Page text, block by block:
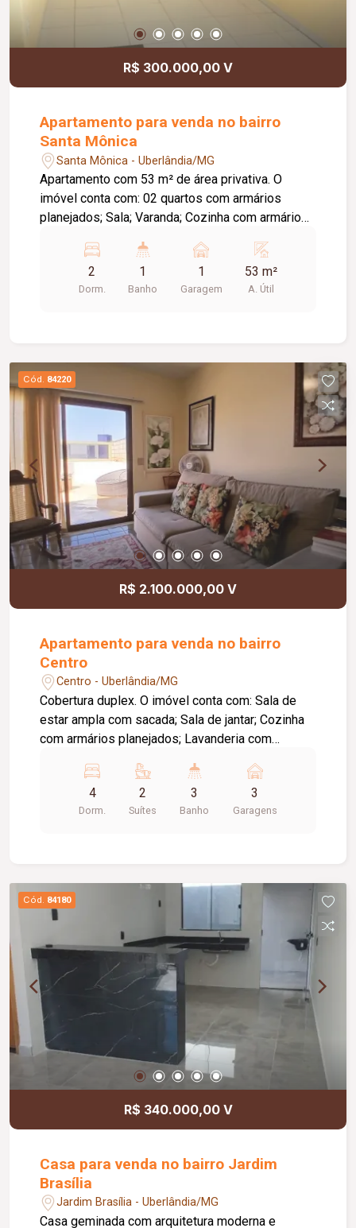
R$ 300.000,00 V
Apartamento para venda no bairro
Santa Mônica
Santa Mônica - Uberlândia/MG
Apartamento com 53 m² de área privativa. O
imóvel conta com: 02 quartos com armários
planejados; Sala; Varanda; Cozinha com armários
Informações complementares: 01º andar;
Próximo a faculdade da região; Não possui
elevador.
2
Dorm.
1
Banho
1
Garagem
53 m²
A. Útil
Cód. 84220
R$ 2.100.000,00 V
Apartamento para venda no bairro
Centro
Centro - Uberlândia/MG
Cobertura duplex. O imóvel conta com: Sala de
estar ampla com sacada; Sala de jantar; Cozinha
com armários planejados; Lavanderia com
serviço; DCE; Lavabo; 04 quartos com armários,
sendo 02 suítes, incluindo 01 suíte máster com
closet e hidromassagem; Sala de jantar no
garagem; O condomínio conta com: Salão de
festas com cozinha, churrasqueira e banheiros;
4
Dorm.
2
Suítes
3
Banho
3
Garagens
Cód. 84180
R$ 340.000,00 V
Casa para venda no bairro Jardim
Brasília
Jardim Brasília - Uberlândia/MG
Casa geminada com arquitetura moderna e